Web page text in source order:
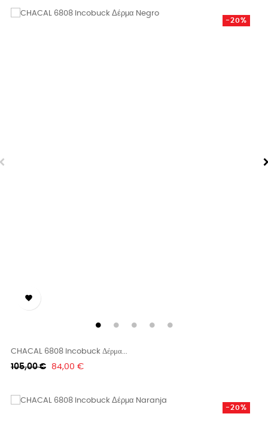

CHACAL 6808 Incobuck Δέρμα...
Κανονική
105,00 €
-20%
Τιμή
84,00 €
-20%